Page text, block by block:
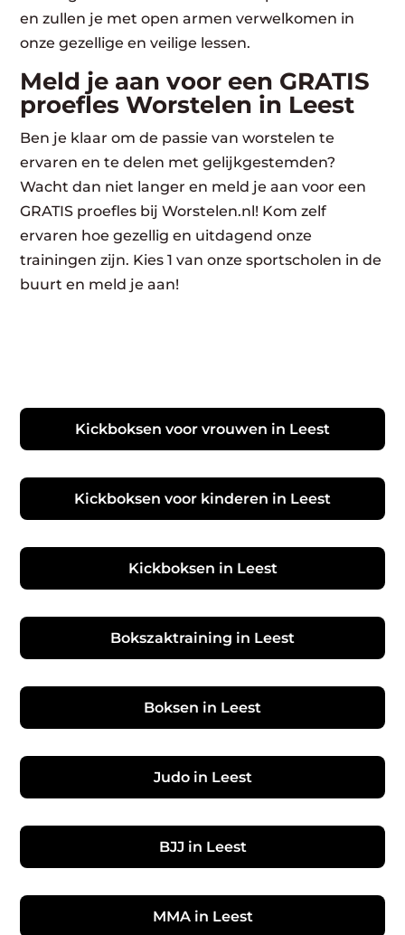
en zullen je met open armen verwelkomen in
onze gezellige en veilige lessen.
Meld je aan voor een GRATIS
proefles Worstelen in Leest
Ben je klaar om de passie van worstelen te
ervaren en te delen met gelijkgestemden?
Wacht dan niet langer en meld je aan voor een
GRATIS proefles bij Worstelen.nl! Kom zelf
ervaren hoe gezellig en uitdagend onze
trainingen zijn. Kies 1 van onze sportscholen in de
buurt en meld je aan!
Kickboksen voor vrouwen in Leest
Kickboksen voor kinderen in Leest
Kickboksen in Leest
Bokszaktraining in Leest
Boksen in Leest
Judo in Leest
BJJ in Leest
MMA in Leest